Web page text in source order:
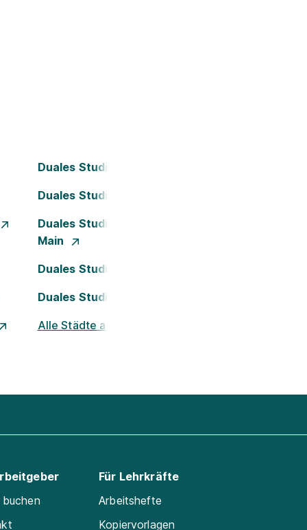
Duales Studium Bielefeld
Duales Studium Darmstadt
Duales Studium Frankfurt am
Main
Duales Studium Köln
Duales Studium Nürnberg
Alle Städte ansehen
Für Lehrkräfte
Arbeitshefte
Kopiervorlagen